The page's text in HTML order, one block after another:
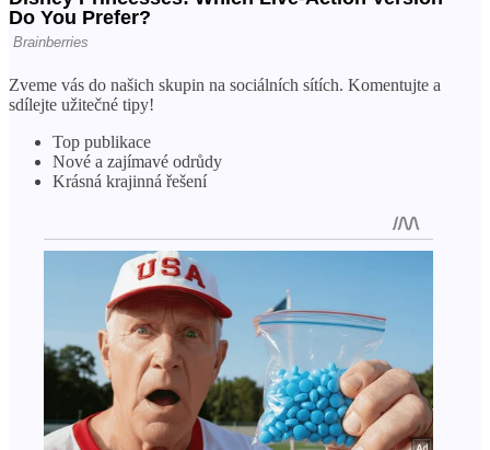
Zveme vás do našich skupin na sociálních sítích. Komentujte a
sdílejte užitečné tipy!
Top publikace
Nové a zajímavé odrůdy
Krásná krajinná řešení